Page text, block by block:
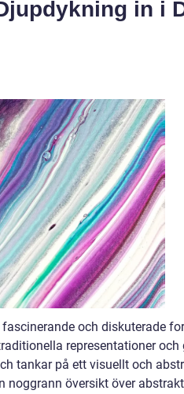
in i
och diskuterade
representationer och
tankar på ett visuellt och
noggrann översikt över